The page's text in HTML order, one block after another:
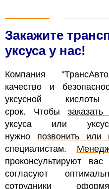
Закажите
уксуса у нас!
Компания
качество и
уксусной
срок. Чтобы
уксуса или
нужно позвонить или
специалистам.
проконсультируют
согласуют
сотрудники